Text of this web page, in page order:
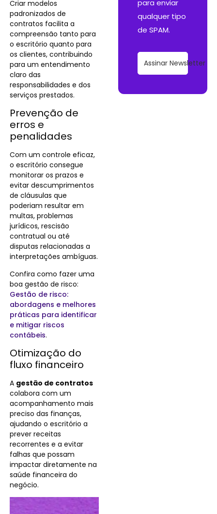
Criar modelos
padronizados de
contratos facilita a
compreensão tanto para
o escritório quanto para
os clientes, contribuindo
para um entendimento
claro das
responsabilidades e dos
serviços prestados​.
Prevenção de
erros e
penalidades
Com um controle eficaz,
o escritório consegue
monitorar os prazos e
evitar descumprimentos
de cláusulas que
poderiam resultar em
multas, problemas
jurídicos, rescisão
contratual ou até
disputas relacionadas a
interpretações ambíguas.
Confira como fazer uma
boa gestão de risco:
Gestão de risco:
abordagens e melhores
práticas para identificar
e mitigar riscos
contábeis.
Otimização do
fluxo financeiro
A gestão de contratos
colabora com um
acompanhamento mais
preciso das finanças,
ajudando o escritório a
prever receitas
recorrentes e a evitar
falhas que possam
impactar diretamente na
saúde financeira do
negócio​.
para enviar
qualquer tipo
de SPAM.
Assinar Newsletter